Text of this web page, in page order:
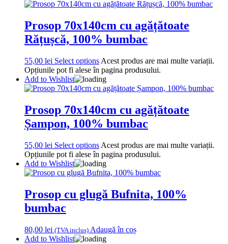
Prosop 70x140cm cu agățătoate
Rățușcă, 100% bumbac
55,00 lei Select options Acest produs are mai multe variații.
Opțiunile pot fi alese în pagina produsului.
Add to Wishlist
Prosop 70x140cm cu agățătoate
Șampon, 100% bumbac
55,00 lei Select options Acest produs are mai multe variații.
Opțiunile pot fi alese în pagina produsului.
Add to Wishlist
Prosop cu glugă Bufnita, 100%
bumbac
80,00 lei (TVA inclus) Adaugă în coș
Add to Wishlist